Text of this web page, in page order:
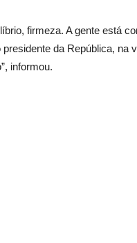
firmeza. A gente está
da República, na
informou.